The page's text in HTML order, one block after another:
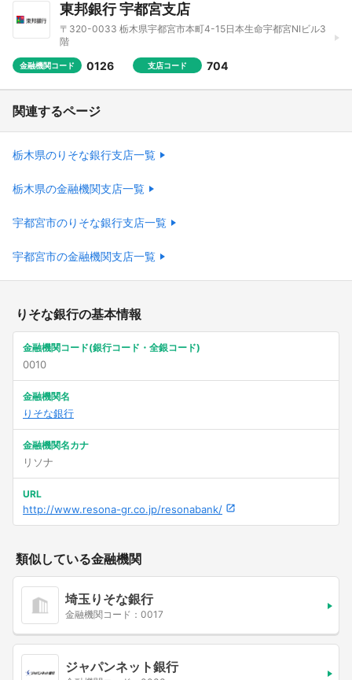
東邦銀行 宇都宮支店
〒320-0033 栃木県宇都宮市本町4-15日本生命宇都宮NIビル3
階
金融機関コード 0126 支店コード 704
関連するページ
栃木県のりそな銀行支店一覧
栃木県の金融機関支店一覧
宇都宮市のりそな銀行支店一覧
宇都宮市の金融機関支店一覧
りそな銀行の基本情報
金融機関コード(銀行コード・全銀コード)
0010
金融機関名
りそな銀行
金融機関名カナ
リソナ
URL
http://www.resona-gr.co.jp/resonabank/
類似している金融機関
埼玉りそな銀行
金融機関コード：0017
ジャパンネット銀行